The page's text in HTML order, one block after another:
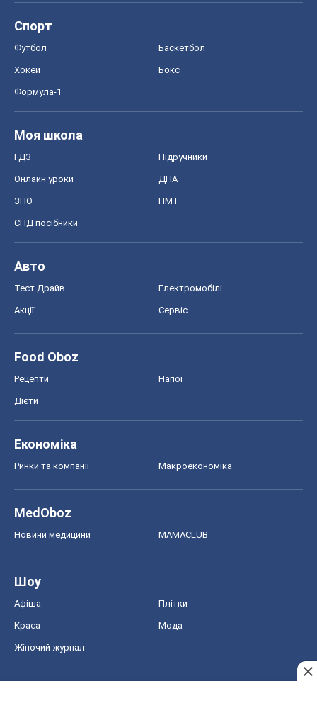
Спорт
Футбол Баскетбол
Хокей Бокс
Формула-1
Моя школа
ГДЗ Підручники
Онлайн уроки ДПА
ЗНО НМТ
СНД посібники
Авто
Тест Драйв Електромобілі
Акції Сервіс
Food Oboz
Рецепти Напої
Дієти
Економіка
Ринки та компанії Макроекономіка
MedOboz
Новини медицини MAMACLUB
Шоу
Афіша Плітки
Краса Мода
Жіночий журнал